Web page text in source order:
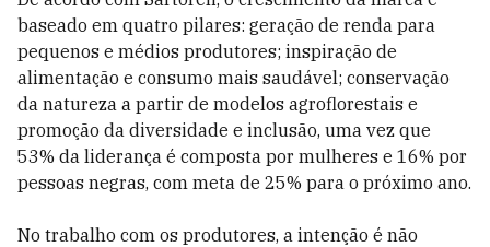
baseado em quatro pilares: geração de renda para
pequenos e médios produtores; inspiração de
alimentação e consumo mais saudável; conservação
da natureza a partir de modelos agroflorestais e
promoção da diversidade e inclusão, uma vez que
53% da liderança é composta por mulheres e 16% por
pessoas negras, com meta de 25% para o próximo ano.
No trabalho com os produtores, a intenção é não